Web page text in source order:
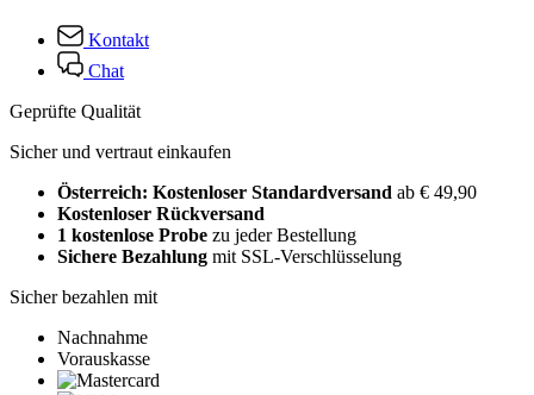
Kontakt
Chat
Geprüfte Qualität
Sicher und vertraut einkaufen
Österreich: Kostenloser Standardversand ab € 49,90
Kostenloser Rückversand
1 kostenlose Probe zu jeder Bestellung
Sichere Bezahlung mit SSL-Verschlüsselung
Sicher bezahlen mit
Nachnahme
Vorauskasse